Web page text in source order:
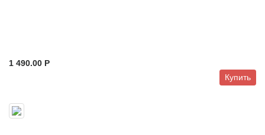
1 490.00 P
Купить